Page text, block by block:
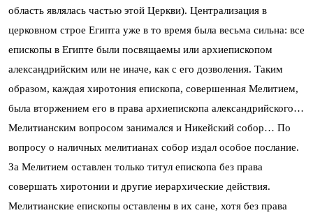
область являлась частью этой Церкви). Централизация в
церковном строе Египта уже в то время была весьма сильна: все
епископы в Египте были посвящаемы или архиепископом
александрийским или не иначе, как с его дозволения. Таким
образом, каждая хиротония епископа, совершенная Мелитием,
была вторжением его в права архиепископа александрийского…
Мелитианским вопросом занимался и Никейский собор… По
вопросу о наличных мелитианах собор издал особое послание.
За Мелитием оставлен только титул епископа без права
совершать хиротонии и другие иерархические действия.
Мелитианские епископы оставлены в их сане, хотя без права